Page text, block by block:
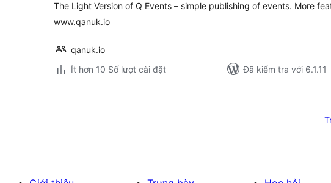
The Light Version of Q Events – simple publishing of events. More
www.qanuk.io
qanuk.io
Ít hơn 10 Số lượt cài đặt
Đã kiểm tra với 6.1.11